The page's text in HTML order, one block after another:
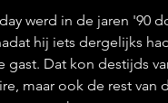
werd in de jaren '90
hij iets dergelijks
Dat kon destijds
maar ook de rest van